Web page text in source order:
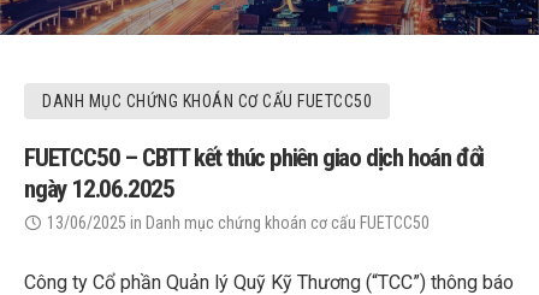
DANH MỤC CHỨNG KHOÁN CƠ CẤU FUETCC50
FUETCC50 – CBTT kết thúc phiên giao dịch hoán đổi
ngày 12.06.2025
13/06/2025 in Danh mục chứng khoán cơ cấu FUETCC50
Công ty Cổ phần Quản lý Quỹ Kỹ Thương (“TCC”) thông báo